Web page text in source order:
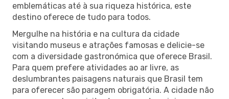
emblemáticas até à sua riqueza histórica, este
destino oferece de tudo para todos.
Mergulhe na história e na cultura da cidade
visitando museus e atrações famosas e delicie-se
com a diversidade gastronómica que oferece Brasil.
Para quem prefere atividades ao ar livre, as
deslumbrantes paisagens naturais que Brasil tem
para oferecer são paragem obrigatória. A cidade não